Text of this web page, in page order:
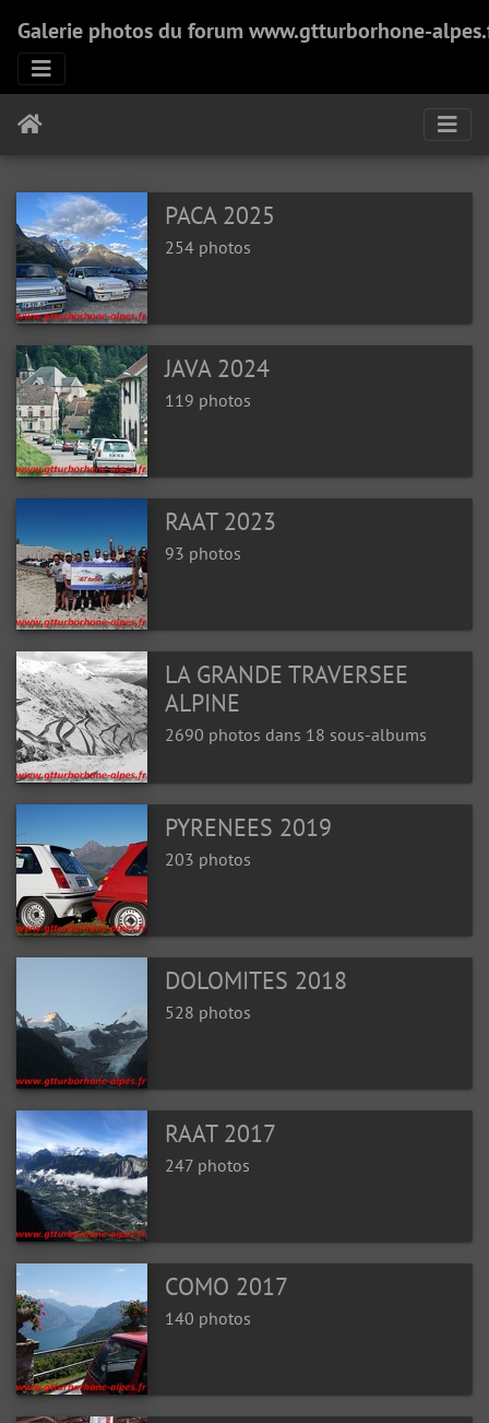
Galerie photos du forum www.gtturborhone-
PACA 2025
254 photos
JAVA 2024
119 photos
RAAT 2023
93 photos
LA GRANDE TRAVERSEE
ALPINE
2690 photos dans 18 sous-albums
PYRENEES 2019
203 photos
DOLOMITES 2018
528 photos
RAAT 2017
247 photos
COMO 2017
140 photos